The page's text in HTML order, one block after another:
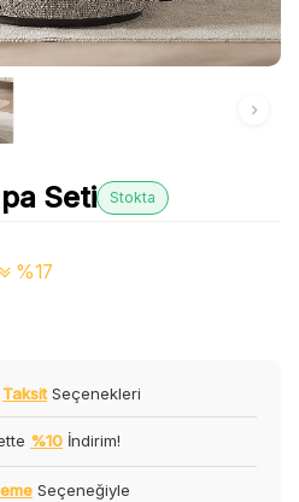
Seti Stokta
%17
Taksit Seçenekleri
%10 İndirim!
Seçeneğiyle